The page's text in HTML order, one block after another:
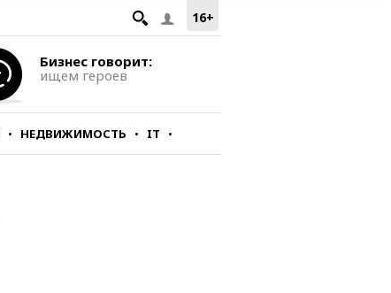
16+
Бизнес говорит:
ищем героев
НЕДВИЖИМОСТЬ IT